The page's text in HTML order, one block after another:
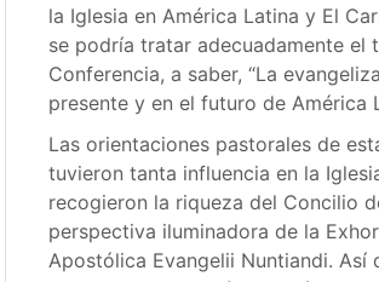
la Iglesia en América Latina y El
se podría tratar adecuadamente el
Conferencia, a saber, “La
presente y en el futuro de América
Las orientaciones pastorales de
tuvieron tanta influencia en la
recogieron la riqueza del Concilio
perspectiva iluminadora de la
Apostólica Evangelii Nuntiandi. Así